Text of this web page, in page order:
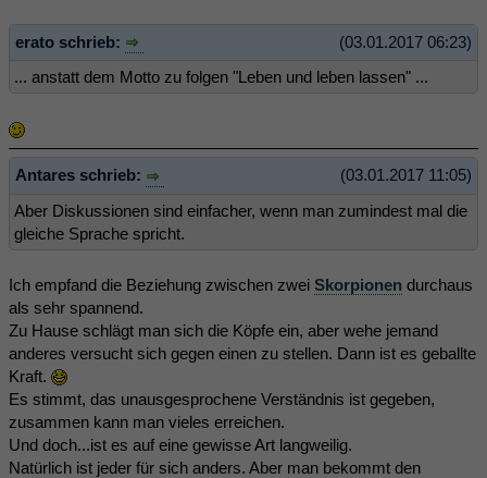
(03.01.2017 06:23)
erato schrieb:
... anstatt dem Motto zu folgen "Leben und leben lassen" ...
(03.01.2017 11:05)
Antares schrieb:
Aber Diskussionen sind einfacher, wenn man zumindest mal die
gleiche Sprache spricht.
Ich empfand die Beziehung zwischen zwei Skorpionen durchaus
als sehr spannend.
Zu Hause schlägt man sich die Köpfe ein, aber wehe jemand
anderes versucht sich gegen einen zu stellen. Dann ist es geballte
Kraft.
Es stimmt, das unausgesprochene Verständnis ist gegeben,
zusammen kann man vieles erreichen.
Und doch...ist es auf eine gewisse Art langweilig.
Natürlich ist jeder für sich anders. Aber man bekommt den